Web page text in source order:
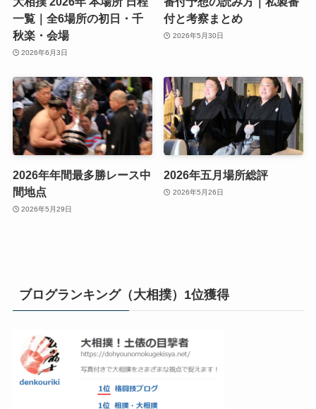
一覧｜全6場所の初日・千
秋楽・会場
2026年6月3日
付と考察まとめ
2026年5月30日
2026年年間最多勝レース中
間地点
2026年5月29日
2026年五月場所総評
2026年5月26日
ブログランキング（大相撲）1位獲得